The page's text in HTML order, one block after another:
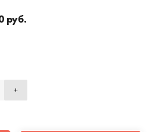
руб.
+